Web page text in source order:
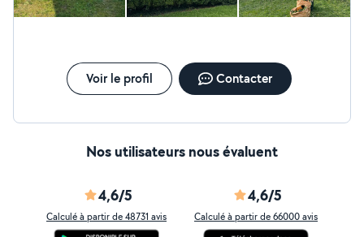
Voir le profil Contacter
Nos utilisateurs nous évaluent
4,6/5
Calculé à partir de 48731 avis
4,6/5
Calculé à partir de 66000 avis